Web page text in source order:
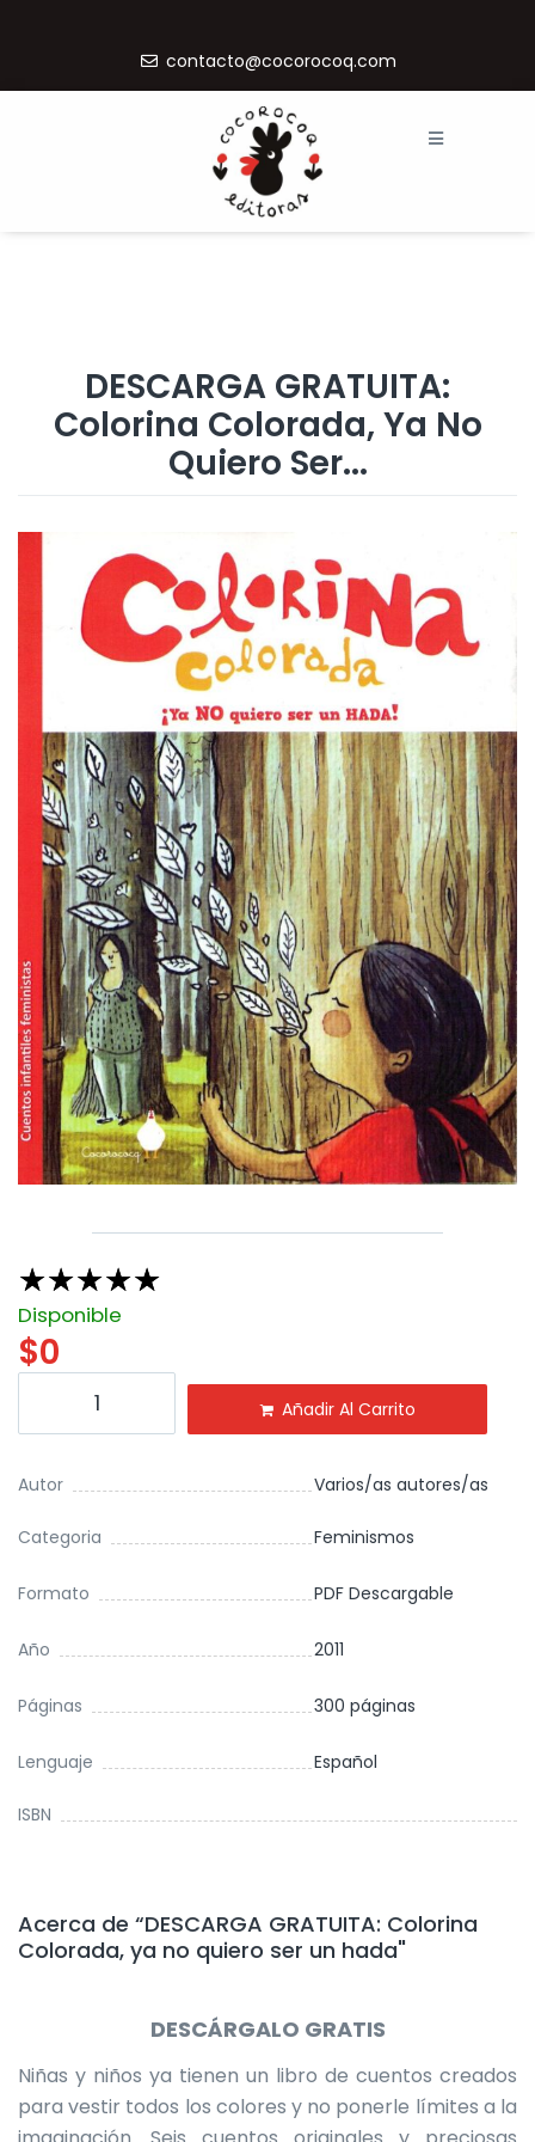
contacto@cocorocoq.com
DESCARGA GRATUITA:
Colorina Colorada, Ya No
Quiero Ser...
☆☆☆☆☆
Disponible
$0
Añadir Al Carrito
Autor Varios/as autores/as
Categoria Feminismos
Formato PDF Descargable
Año 2011
Páginas 300 páginas
Lenguaje Español
ISBN
Acerca de “DESCARGA GRATUITA: Colorina
Colorada, ya no quiero ser un hada"
DESCÁRGALO GRATIS
Niñas y niños ya tienen un libro de cuentos creados
para vestir todos los colores y no ponerle límites a la